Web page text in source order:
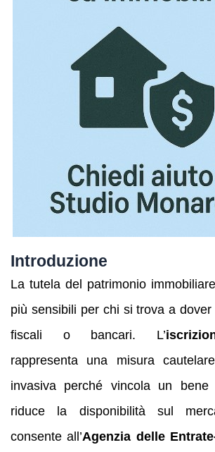
Introduzione
La tutela del patrimonio
più sensibili per chi si trova a
fiscali o bancari. L’
rappresenta una misura
invasiva perché vincola un
riduce la disponibilità sul
consente all’Agenzia delle